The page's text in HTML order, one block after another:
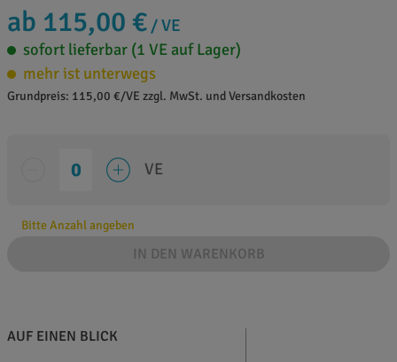
ab 115,00 € / VE
sofort lieferbar (1 VE auf Lager)
mehr ist unterwegs
Grundpreis: 115,00 €/VE zzgl. MwSt. und Versandkosten
VE
Bitte Anzahl angeben
IN DEN WARENKORB
AUF EINEN BLICK